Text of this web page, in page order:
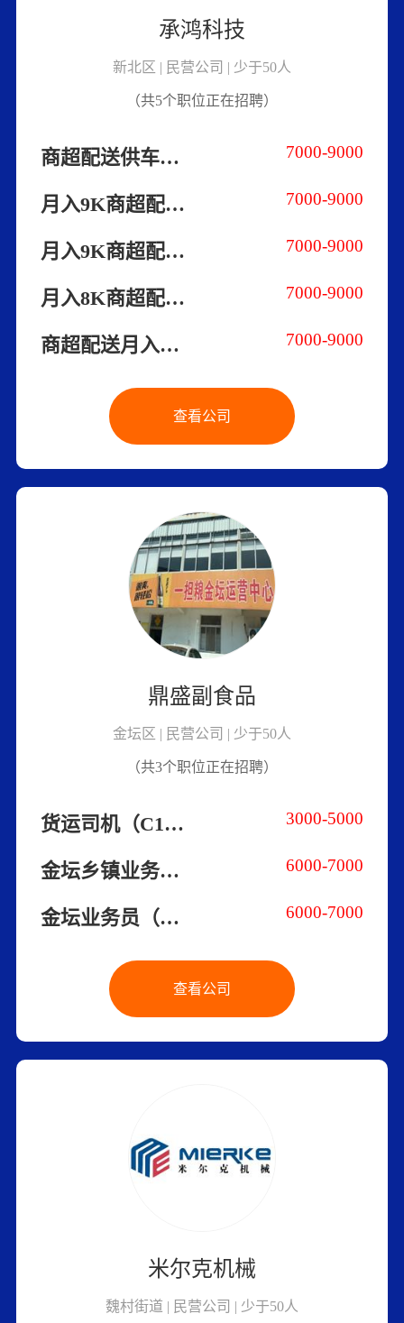
承鸿科技
新北区 | 民营公司 | 少于50人
（共5个职位正在招聘）
7000-9000
商超配送供车住无押金可预支
7000-9000
月入9K商超配送可预支2000新人补贴
7000-9000
月入9K商超配送可预支供车住无押金
7000-9000
月入8K商超配送可预支2000新人补贴
7000-9000
商超配送月入9K供车住无押金可预支
查看公司
鼎盛副食品
金坛区 | 民营公司 | 少于50人
（共3个职位正在招聘）
3000-5000
货运司机（C1/单位有车）
6000-7000
金坛乡镇业务员 （家门口的好工作，收入自己说了算！）
6000-7000
金坛业务员（一担粮白酒）
查看公司
米尔克机械
魏村街道 | 民营公司 | 少于50人